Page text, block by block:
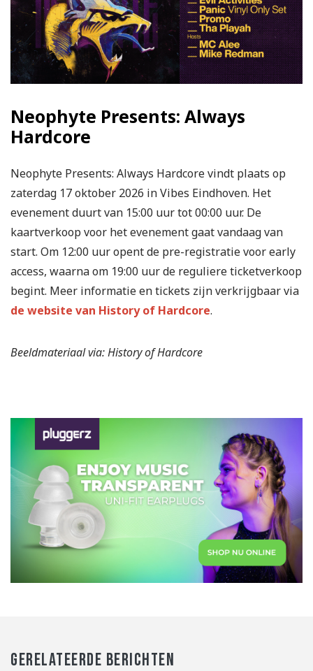
Neophyte Presents: Always
Hardcore
Neophyte Presents: Always Hardcore vindt plaats op
zaterdag 17 oktober 2026 in Vibes Eindhoven. Het
evenement duurt van 15:00 uur tot 00:00 uur. De
kaartverkoop voor het evenement gaat vandaag van
start. Om 12:00 uur opent de pre-registratie voor early
access, waarna om 19:00 uur de reguliere ticketverkoop
begint. Meer informatie en tickets zijn verkrijgbaar via
de website van History of Hardcore.
Beeldmateriaal via: History of Hardcore
GERELATEERDE BERICHTEN